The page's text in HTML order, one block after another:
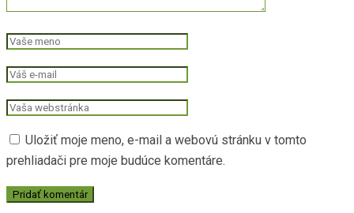
Uložiť moje meno, e-mail a webovú stránku v tomto
prehliadači pre moje budúce komentáre.